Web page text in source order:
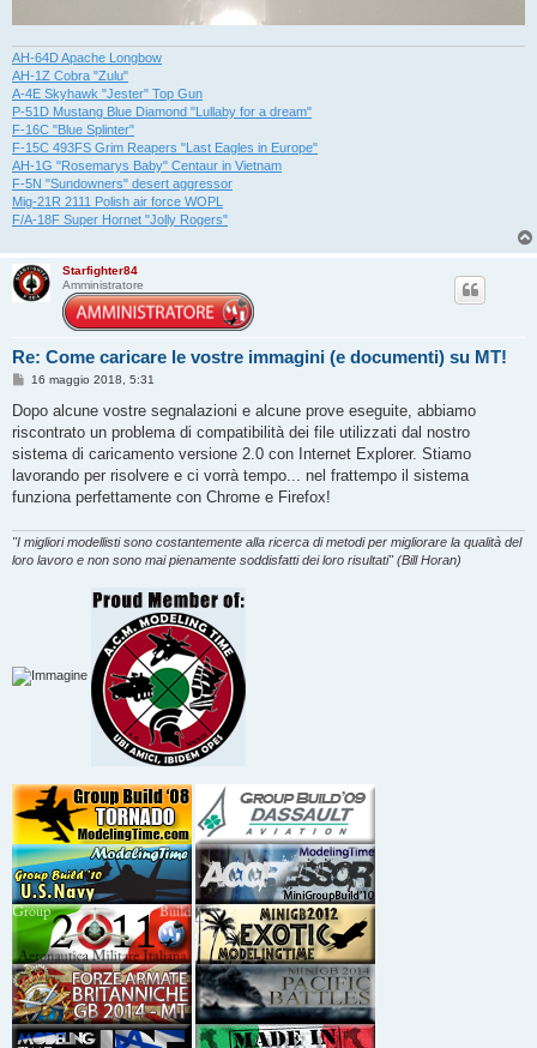
AH-64D Apache Longbow
AH-1Z Cobra "Zulu"
A-4E Skyhawk "Jester" Top Gun
P-51D Mustang Blue Diamond "Lullaby for a dream"
F-16C "Blue Splinter"
F-15C 493FS Grim Reapers "Last Eagles in Europe"
AH-1G "Rosemarys Baby" Centaur in Vietnam
F-5N "Sundowners" desert aggressor
Mig-21R 2111 Polish air force WOPL
F/A-18F Super Hornet "Jolly Rogers"
Starfighter84
Amministratore
Re: Come caricare le vostre immagini (e documenti) su MT!
M
s
s
a
g
i
o
16 maggio 2018, 5:31
Dopo alcune vostre segnalazioni e alcune prove eseguite, abbiamo
riscontrato un problema di compatibilità dei file utilizzati dal nostro
sistema di caricamento versione 2.0 con Internet Explorer. Stiamo
lavorando per risolvere e ci vorrà tempo... nel frattempo il sistema
funziona perfettamente con Chrome e Firefox!
"I migliori modellisti sono costantemente alla ricerca di metodi per migliorare la qualità del
loro lavoro e non sono mai pienamente soddisfatti dei loro risultati" (Bill Horan)